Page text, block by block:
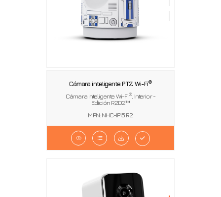
Cámara inteligente PTZ Wi-Fi®
Cámara inteligente Wi-Fi®, Interior -
Edición R2D2™
MPN: NHC-IP15 R2